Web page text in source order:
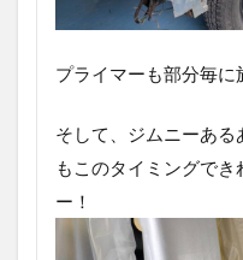
プライマーも部分毎に
そして、ジムニーあ
もこのタイミングで
ー！